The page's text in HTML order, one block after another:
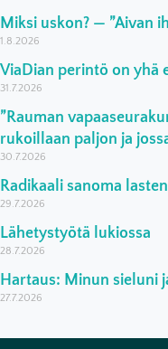
Miksi uskon? — ”Aivan
1.8.2026
ViaDian perintö on yhä
31.7.2026
”Rauman
rukoillaan paljon ja
30.7.2026
Radikaali sanoma
29.7.2026
Lähetystyötä lukiossa
28.7.2026
Hartaus: Minun sieluni
27.7.2026